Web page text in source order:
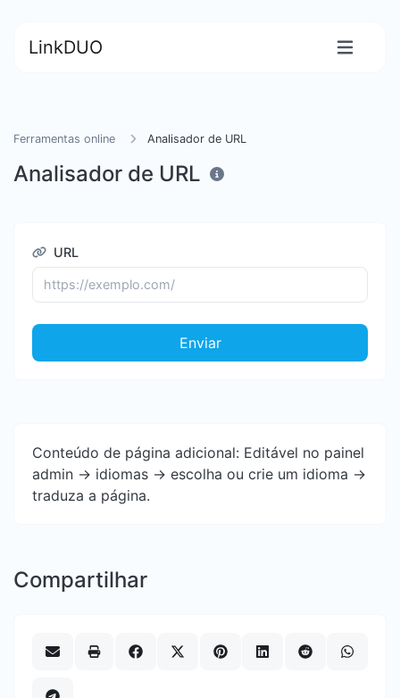
LinkDUO
Ferramentas online Analisador de URL
Analisador de URL
URL
Enviar
Conteúdo de página adicional: Editável no painel
admin -> idiomas -> escolha ou crie um idioma ->
traduza a página.
Compartilhar